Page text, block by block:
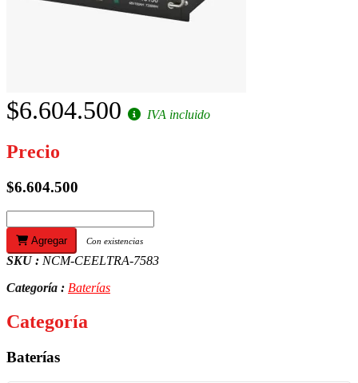
$6.604.500 IVA incluido
Precio
$6.604.500
Agregar Con existencias
SKU : NCM-CEELTRA-7583
Categoría : Baterías
Categoría
Baterías